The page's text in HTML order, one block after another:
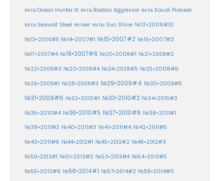
яхта Ocean Hunter III яхта Roatan Aggressor яхта Saudi Pioneer
яхта Seawolf Steel яхтинг яхты Sun Shine №12•2006#10
№13•2006#11 №14•2007#1 №15•2007#2 №16•2007#3
№17•2007#4 №19•2007#6 №20•2008#1 №21•2008#2
№22•2008#3 №23•2008#4 №24•2008#5 №25•2008#6
№26•2009#1 №28•2009#3 №29•2009#4 №30•2009#5
№31•2009#6 №32•2010#1 №33•2010#2 №34•2010#3
№35•2010#4 №36•2010#5 №37•2010#6 №38•2011#1
№39•2011#2 №40•2011#3 №41•2011#4 №42•2011#5
№43•2011#6 №44•2012#1 №45•2012#2 №46•2012#3
№50•2013#1 №51•2013#2 №53•2013#4 №54•2013#5
№55•2013#6 №56•2014#1 №57•2014#2 №58•2014#3